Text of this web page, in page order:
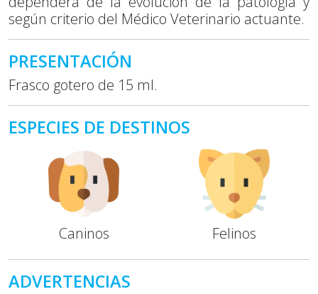
según criterio del Médico Veterinario actuante.
PRESENTACIÓN
Frasco gotero de 15 ml.
ESPECIES DE DESTINOS
Caninos Felinos
ADVERTENCIAS